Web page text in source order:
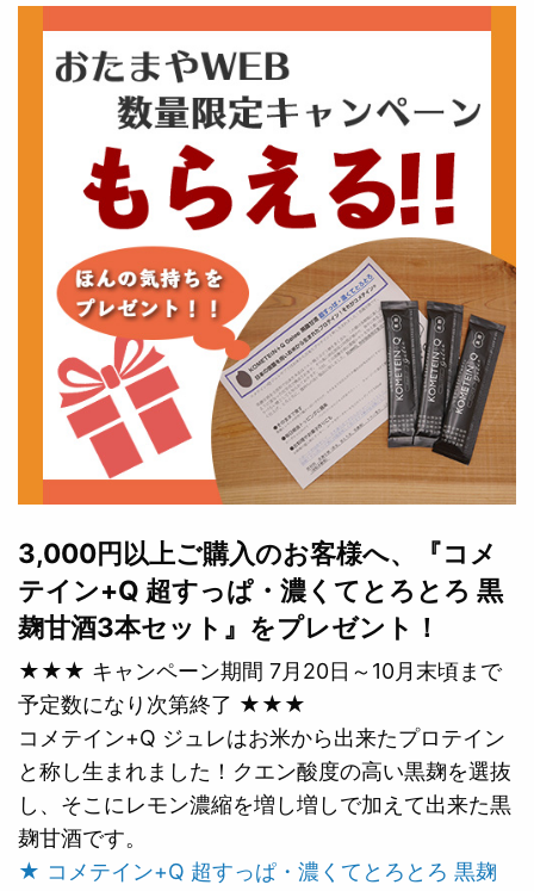
3,000円以上ご購入のお客様へ、『コメ
テイン+Q 超すっぱ・濃くてとろとろ 黒
麹甘酒3本セット』をプレゼント！
★★★ キャンペーン期間 7月20日～10月末頃まで
予定数になり次第終了 ★★★
コメテイン+Q ジュレはお米から出来たプロテイン
と称し生まれました！クエン酸度の高い黒麹を選抜
し、そこにレモン濃縮を増し増しで加えて出来た黒
麹甘酒です。
★ コメテイン+Q 超すっぱ・濃くてとろとろ 黒麹